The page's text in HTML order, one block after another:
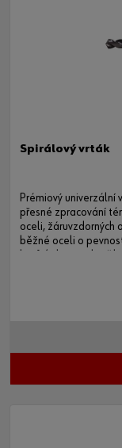
Spirálový vrták
Prémiový univerzální
přesné zpracování
oceli, žáruvzdorných
běžné oceli o